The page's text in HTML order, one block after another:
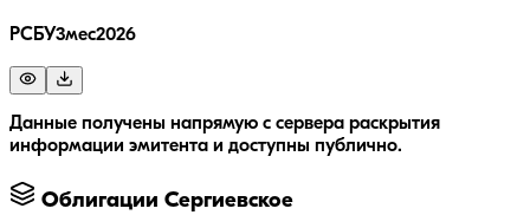
РСБУ3мес2026
Данные получены напрямую с сервера раскрытия
информации эмитента и доступны публично.
Облигации Сергиевское